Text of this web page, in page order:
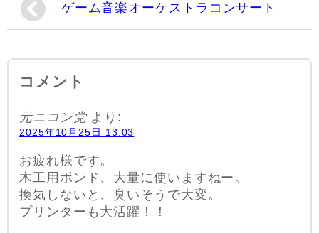
ゲーム音楽オーケストラコンサート
コメント
元ニコン党 より:
2025年10月25日 13:03
お疲れ様です。
木工用ボンド、大量に使いますねー。
換気しないと、臭いそうで大変。
プリンターも大活躍！！